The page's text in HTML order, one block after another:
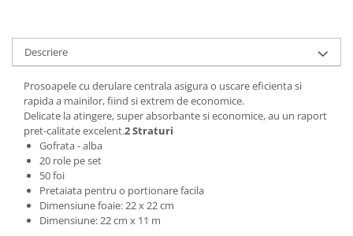
pardoseli
Intretinere si odorizante masina
Saci de gunoi
Accesorii pentru curatenie
Tipografie si stampile
Formulare tipizate
Caiete si blocnotesuri
personalizate
Stampile, tusiere si tus
Descriere
Prosoapele cu derulare centrala asigura o uscare eficienta si
rapida a mainilor, fiind si extrem de economice.
Delicate la atingere, super absorbante si economice, au un raport
pret-calitate excelent.​​​​​​​2 Straturi
Gofrata - alba
20 role pe set
50 foi
Pretaiata pentru o portionare facila
Dimensiune foaie: 22 x 22 cm
Dimensiune: 22 cm x 11 m